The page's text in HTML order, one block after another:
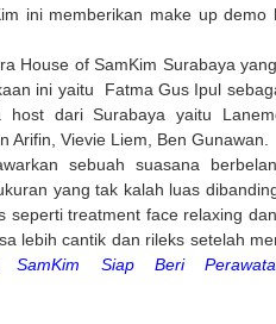
ini memberikan make up
House of SamKim Surabaya
ini yaitu Fatma Gus Ipul
dari Surabaya yaitu
Arifin, Vievie Liem, Ben
sebuah suasana
yang tak kalah luas
seperti treatment face relaxing
lebih cantik dan rileks setelah
SamKim Siap Beri